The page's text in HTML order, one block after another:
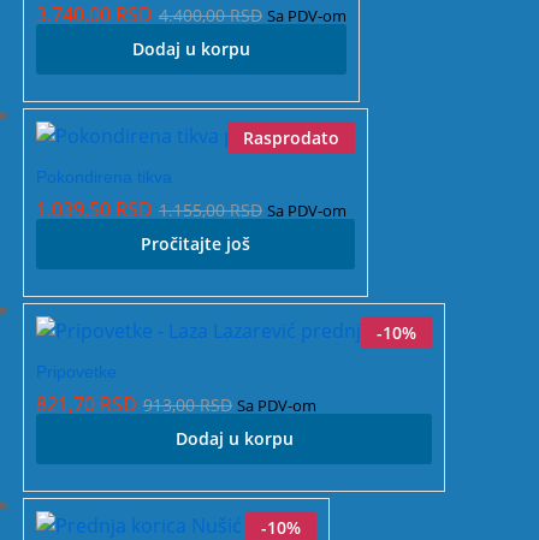
3.740,00 RSD 4.400,00RSD Sa PDV-om
Dodaj u korpu
Rasprodato
Pokondirena tikva
1.039,50 RSD 1.155,00RSD Sa PDV-om
Pročitajte još
-10%
Pripovetke
821,70 RSD 913,00RSD Sa PDV-om
Dodaj u korpu
-10%